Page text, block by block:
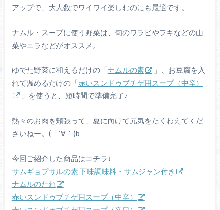
アップで、大人数でワイワイ楽しむのにも最適です。
ナムル・スープに使う野菜は、旬のワラビやフキなどの山
菜やニラなどがオススメ。
ゆでた野菜に和えるだけの「ナムルの素
」、お豆腐を入
れて温めるだけの「赤いスンドゥブチゲ用スープ（中辛）
」を使うと、短時間で準備完了♪
熱々のお肉を頬張って、夏に向けて元気をたくわえてくだ
さいねー。( ´∀｀)b
今回ご紹介した商品はコチラ↓
サムギョプサルの素 下味調味料・サムジャン付き
ナムルのたれ
赤いスンドゥブチゲ用スープ（中辛）